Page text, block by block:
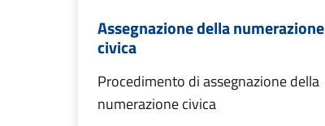
Assegnazione della numerazione
civica
Procedimento di assegnazione della
numerazione civica